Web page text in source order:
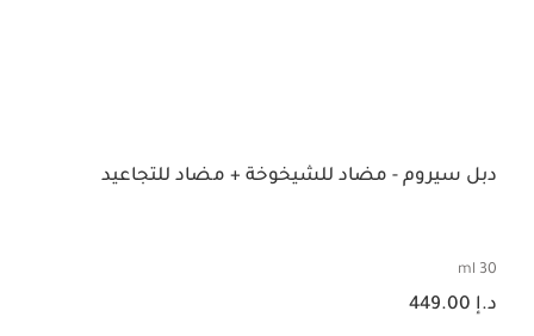
دبل سيروم - مضاد للشيخوخة + مضاد للتجاعيد
30 ml
السعر الحالي هو د.إ 449.00
د.إ 449.00